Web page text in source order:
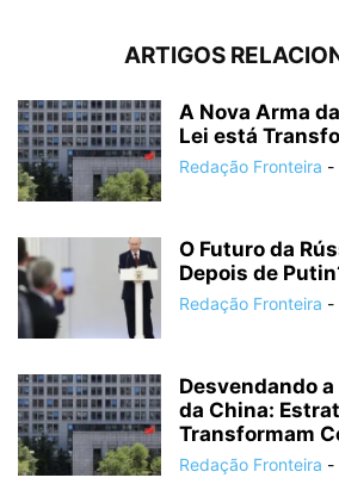
ARTIGOS
A Nova Arma
Lei está
Redação Fronteira -
O Futuro da
Depois de
Redação Fronteira -
Desvendando
da China:
Transformam
Redação Fronteira -